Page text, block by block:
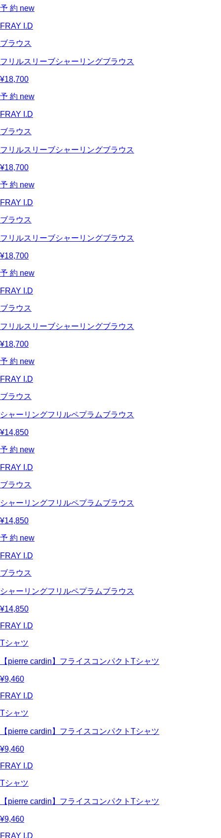
予 約 new
FRAY I.D
ブラウス
フリルスリーブシャーリングブラウス
¥18,700
予 約 new
FRAY I.D
ブラウス
フリルスリーブシャーリングブラウス
¥18,700
予 約 new
FRAY I.D
ブラウス
フリルスリーブシャーリングブラウス
¥18,700
予 約 new
FRAY I.D
ブラウス
フリルスリーブシャーリングブラウス
¥18,700
予 約 new
FRAY I.D
ブラウス
シャーリングフリルペプラムブラウス
¥14,850
予 約 new
FRAY I.D
ブラウス
シャーリングフリルペプラムブラウス
¥14,850
予 約 new
FRAY I.D
ブラウス
シャーリングフリルペプラムブラウス
¥14,850
FRAY I.D
Tシャツ
【pierre cardin】フライスコンパクトTシャツ
¥9,460
FRAY I.D
Tシャツ
【pierre cardin】フライスコンパクトTシャツ
¥9,460
FRAY I.D
Tシャツ
【pierre cardin】フライスコンパクトTシャツ
¥9,460
FRAY I.D